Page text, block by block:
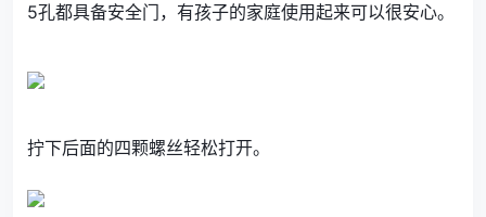
5孔都具备安全门，有孩子的家庭使用起来可以很安心。
拧下后面的四颗螺丝轻松打开。